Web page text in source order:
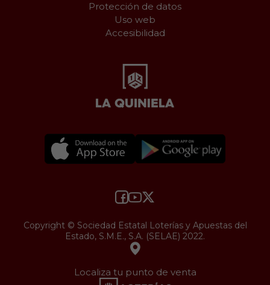
Protección de datos
Uso web
Accesibilidad
Copyright © Sociedad Estatal Loterías y Apuestas del
Estado, S.M.E., S.A. (SELAE) 2022.
Localiza tu punto de venta